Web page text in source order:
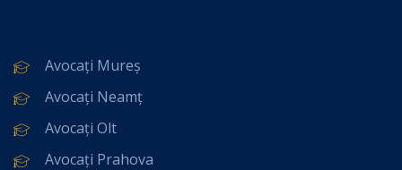
Avocați Mureș
Avocați Neamț
Avocați Olt
Avocați Prahova